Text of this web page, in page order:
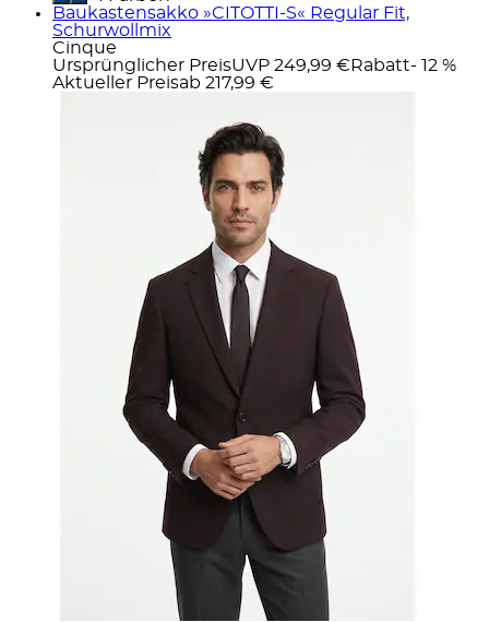
Baukastensakko »CITOTTI-S« Regular Fit,
Schurwollmix
Cinque
Ursprünglicher PreisUVP 249,99 € Rabatt- 12 %
Aktueller Preisab 217,99 €